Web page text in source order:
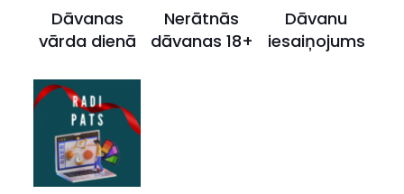
Dāvanas
vārda dienā
Nerātnās
dāvanas 18+
Dāvanu
iesaiņojums